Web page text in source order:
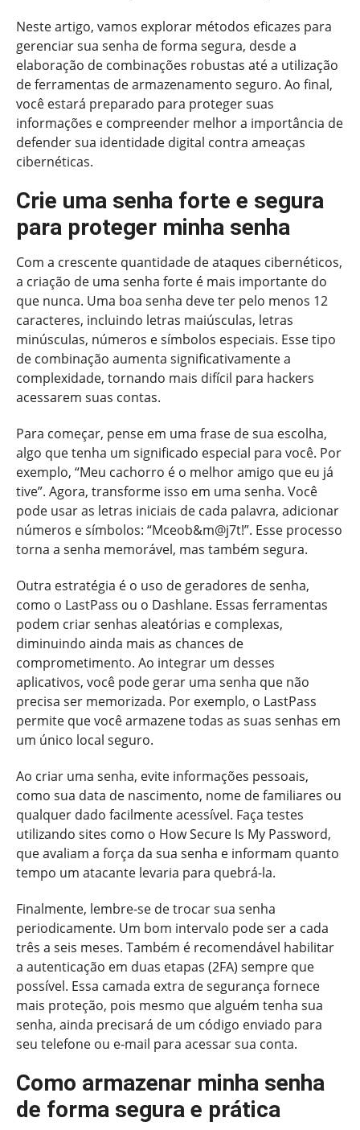
Neste artigo, vamos explorar métodos eficazes para
gerenciar sua senha de forma segura, desde a
elaboração de combinações robustas até a utilização
de ferramentas de armazenamento seguro. Ao final,
você estará preparado para proteger suas
informações e compreender melhor a importância de
defender sua identidade digital contra ameaças
cibernéticas.
Crie uma senha forte e segura
para proteger minha senha
Com a crescente quantidade de ataques cibernéticos,
a criação de uma senha forte é mais importante do
que nunca. Uma boa senha deve ter pelo menos 12
caracteres, incluindo letras maiúsculas, letras
minúsculas, números e símbolos especiais. Esse tipo
de combinação aumenta significativamente a
complexidade, tornando mais difícil para hackers
acessarem suas contas.
Para começar, pense em uma frase de sua escolha,
algo que tenha um significado especial para você. Por
exemplo, “Meu cachorro é o melhor amigo que eu já
tive”. Agora, transforme isso em uma senha. Você
pode usar as letras iniciais de cada palavra, adicionar
números e símbolos: “Mceob&m@j7t!”. Esse processo
torna a senha memorável, mas também segura.
Outra estratégia é o uso de geradores de senha,
como o LastPass ou o Dashlane. Essas ferramentas
podem criar senhas aleatórias e complexas,
diminuindo ainda mais as chances de
comprometimento. Ao integrar um desses
aplicativos, você pode gerar uma senha que não
precisa ser memorizada. Por exemplo, o LastPass
permite que você armazene todas as suas senhas em
um único local seguro.
Ao criar uma senha, evite informações pessoais,
como sua data de nascimento, nome de familiares ou
qualquer dado facilmente acessível. Faça testes
utilizando sites como o How Secure Is My Password,
que avaliam a força da sua senha e informam quanto
tempo um atacante levaria para quebrá-la.
Finalmente, lembre-se de trocar sua senha
periodicamente. Um bom intervalo pode ser a cada
três a seis meses. Também é recomendável habilitar
a autenticação em duas etapas (2FA) sempre que
possível. Essa camada extra de segurança fornece
mais proteção, pois mesmo que alguém tenha sua
senha, ainda precisará de um código enviado para
seu telefone ou e-mail para acessar sua conta.
Como armazenar minha senha
de forma segura e prática